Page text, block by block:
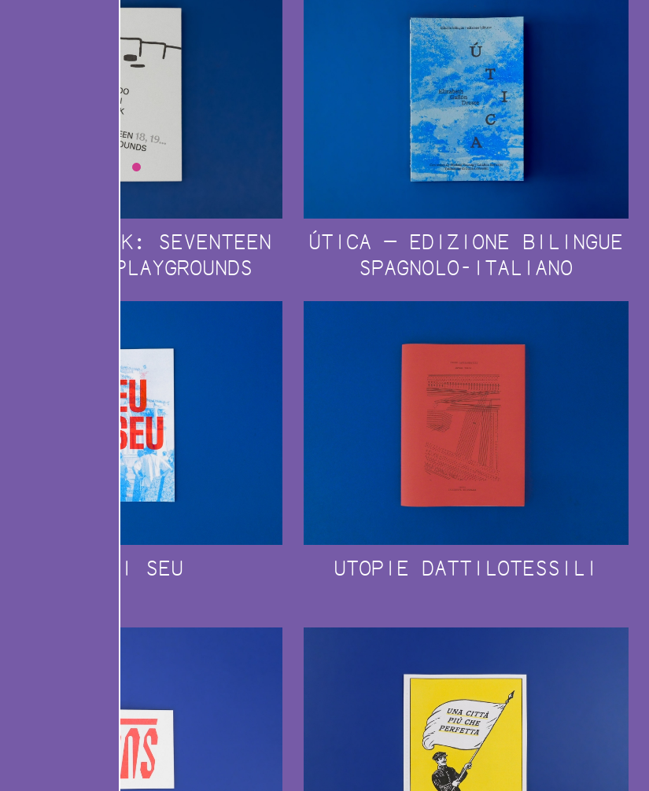
VAN EYCK: SEVENTEEN
18, 19... PLAYGROUNDS
ÚTICA — EDIZIONE BILINGUE
SPAGNOLO-ITALIANO
DEU CI SEU UTOPIE DATTILOTESSILI